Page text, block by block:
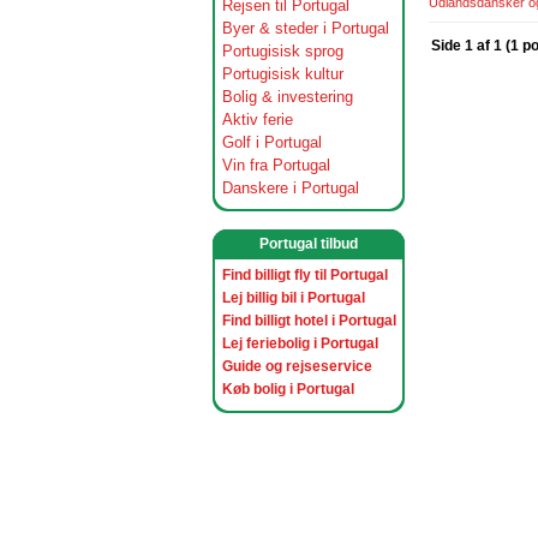
Rejsen til Portugal
Byer & steder i Portugal
Portugisisk sprog
Portugisisk kultur
Bolig & investering
Aktiv ferie
Golf i Portugal
Vin fra Portugal
Danskere i Portugal
Portugal tilbud
Find billigt fly til Portugal
Lej billig bil i Portugal
Find billigt hotel i Portugal
Lej feriebolig i Portugal
Guide og rejseservice
Køb bolig i Portugal
Side 1 af 1 (1